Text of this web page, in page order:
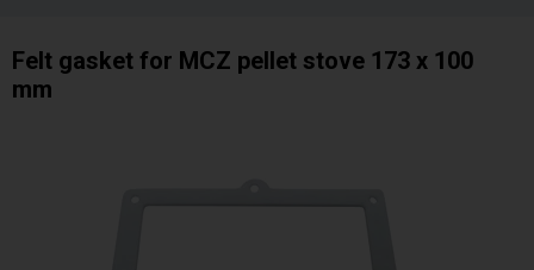
Felt gasket for MCZ pellet stove 173 x 100
mm